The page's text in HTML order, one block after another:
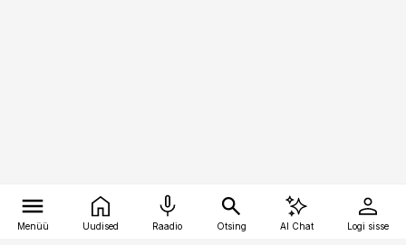
Menüü Uudised Raadio Otsing AI Chat Logi sisse